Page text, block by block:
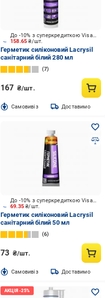
158.65₴/шт.
До -10% з суперкредиткою Visa Вигода
Герметик силіконовий Lacrysil
санітарний білий 280 мл
7
167 ₴/шт.
Cамовивіз Доставимо
69.35₴/шт.
До -10% з суперкредиткою Visa Вигода
Герметик силіконовий Lacrysil
санітарний білий 50 мл
6
73 ₴/шт.
Cамовивіз Доставимо